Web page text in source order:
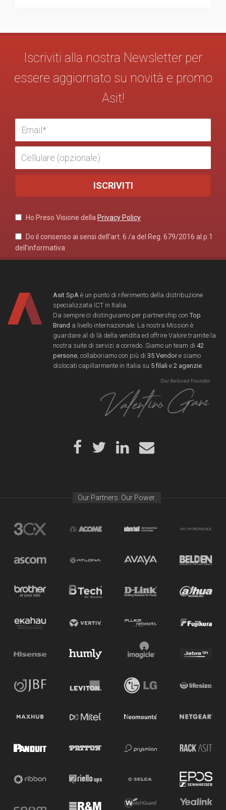
Iscriviti alla nostra Newsletter per
essere aggiornato su novità e promo
Asit!
Ho Preso Visione della Privacy Policy
Do il consenso ai sensi dell’art. 6 /a del Reg. 679/2016 al p.1
dell’informativa
Asit SpA è un punto di riferimento della distribuzione
specializzata ICT in Italia.
Da sempre ci distinguiamo per partnership con Top
Brand a livello internazionale. La nostra Mission è
guardare al di là della vendita ed offrire Valore tramite la
nostra suite di servizi a corredo. Siamo un team di 42
persone, collaboriamo con più di 35 Vendore siamo
dislocati capillarmente in Italia su 5 filali e 2 agenzie.